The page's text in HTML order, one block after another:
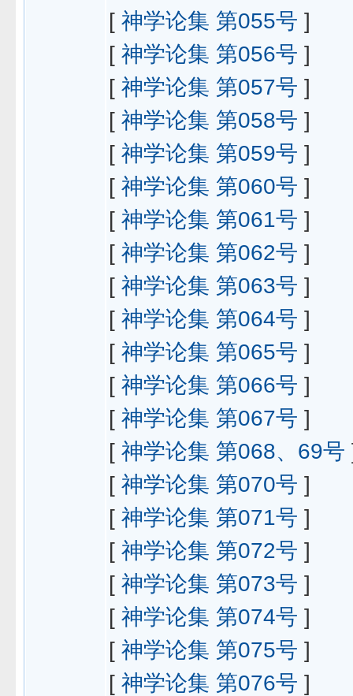
[ 神学论集 第055号 ]
[ 神学论集 第056号 ]
[ 神学论集 第057号 ]
[ 神学论集 第058号 ]
[ 神学论集 第059号 ]
[ 神学论集 第060号 ]
[ 神学论集 第061号 ]
[ 神学论集 第062号 ]
[ 神学论集 第063号 ]
[ 神学论集 第064号 ]
[ 神学论集 第065号 ]
[ 神学论集 第066号 ]
[ 神学论集 第067号 ]
[ 神学论集 第068、69号
[ 神学论集 第070号 ]
[ 神学论集 第071号 ]
[ 神学论集 第072号 ]
[ 神学论集 第073号 ]
[ 神学论集 第074号 ]
[ 神学论集 第075号 ]
[ 神学论集 第076号 ]